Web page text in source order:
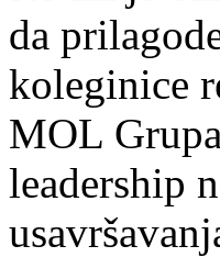
da
koleginice
MOL
leadership